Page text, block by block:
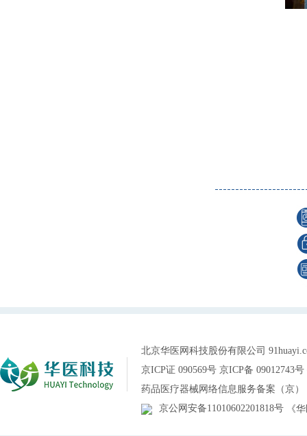
北京华医网科技股份有限公司
京ICP证 090569号 京ICP备 09012743号
药品医疗器械网络信息服务备案（京
京公网安备11010602201818号
《